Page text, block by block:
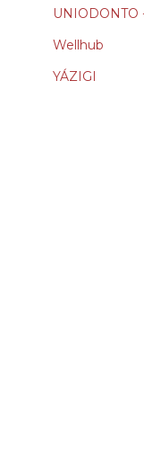
UNIODONTO
Wellhub
YÁZIGI